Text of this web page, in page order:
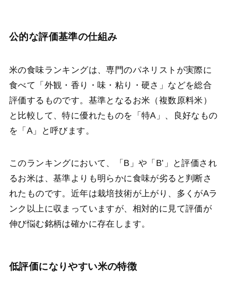
公的な評価基準の仕組み
米の食味ランキングは、専門のパネリストが実際に
食べて「外観・香り・味・粘り・硬さ」などを総合
評価するものです。基準となるお米（複数原料米）
と比較して、特に優れたものを「特A」、良好なもの
を「A」と呼びます。
このランキングにおいて、「B」や「B’」と評価され
るお米は、基準よりも明らかに食味が劣ると判断さ
れたものです。近年は栽培技術が上がり、多くがAラ
ンク以上に収まっていますが、相対的に見て評価が
伸び悩む銘柄は確かに存在します。
低評価になりやすい米の特徴